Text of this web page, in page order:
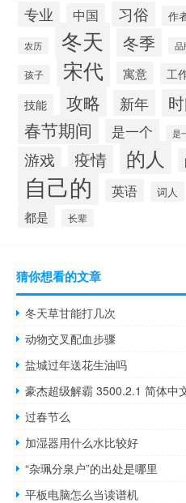
专业 中国 习俗 作
农历 冬天 冬季 品
孩子 宋代 寓意 工
技能 攻略 新年
春节期间 是一个 是
游戏 疫情 的人
自己的 英语 词人
都是 长辈
猜你想看的文章
冬天草甘能打几次
动物交叉配血步骤
盐城过年送花生油吗
过春节么
加湿器用什么水比较好
“杂珮分泉户”的出处是哪里
平板电脑怎么当读谱机